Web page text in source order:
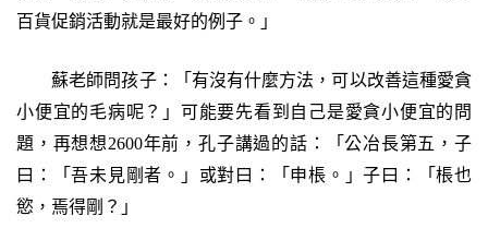
百貨促銷活動就是最好的例子。」
蘇老師問孩子：「有沒有什麼方法，可以改善這種愛貪
小便宜的毛病呢？」可能要先看到自己是愛貪小便宜的問
題，再想想2600年前，孔子講過的話：「公冶長第五，子
曰：「吾未見剛者。」或對曰：「申棖。」子曰：「棖也
慾，焉得剛？」